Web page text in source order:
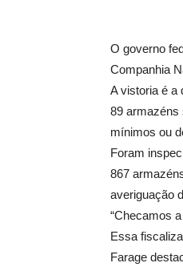
O governo
Companhia
A vistoria é a
89 armazéns
mínimos ou
Foram
867
averiguação
“Checamos
Essa
Farage